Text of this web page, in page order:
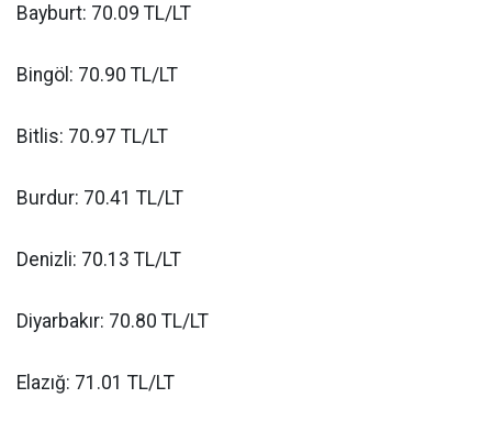
Bayburt: 70.09 TL/LT
Bingöl: 70.90 TL/LT
Bitlis: 70.97 TL/LT
Burdur: 70.41 TL/LT
Denizli: 70.13 TL/LT
Diyarbakır: 70.80 TL/LT
Elazığ: 71.01 TL/LT